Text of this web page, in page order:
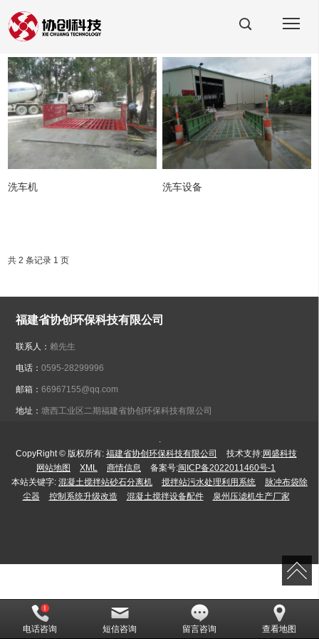
洗车机 洗车设备
共 2 条记录 1 页
福建省协创环保科技有限公司
联系人： 赖先生
电话：0595-28299996
邮箱：66967155@qq.com
地址：塘西工业区二期福建省协创环保科技有限公司
CopyRight © 版权所有: 福建省协创环保科技有限公司 技术支持:网盛科技
网站地图
XML 商情信息 备案号:闽ICP备2022011460号-1
本站关键字: 混凝土搅拌站砂石分离机 搅拌站污水处理利用系统
脉冲布袋除
尘器
控制系统升级改造 混凝土搅拌设备配件 泉州压滤机生产厂家
电话咨询 短信咨询 留言咨询 查看地图